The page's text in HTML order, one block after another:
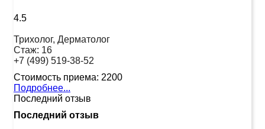
4.5
Трихолог, Дерматолог
Стаж: 16
+7 (499) 519-38-52
Стоимость приема: 2200
Подробнее...
Последний отзыв
Последний отзыв